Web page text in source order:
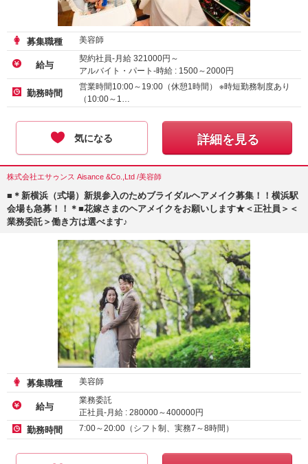
募集職種 美容師
給与
契約社員-月給 321000円～
アルバイト・パート-時給 : 1500～2000円
業務委託-時給 :
1500～ 2000円
勤務時間
営業時間10:00～19:00（休憩1時間） ※時短勤務制度あり
（10:00～1…
気になる 詳細を見る
株式会社エサゥンス Aisance &Co.,Ltd /美容師
■＊新横浜（式場）新規参入のためブライダルヘアメイク募集！！横浜駅
会場も急募！！＊■花嫁さまのヘアメイクをお願いします★＜正社員＞＜
業務委託＞働き方は選べます♪
募集職種 美容師
給与
業務委託
正社員-月給 : 280000～400000円
勤務時間 7:00～20:00（シフト制、実務7～8時間）